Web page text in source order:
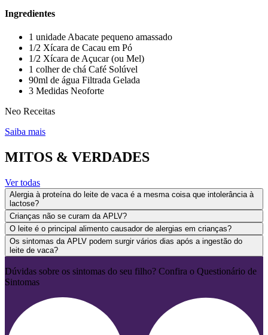
Ingredientes
1 unidade Abacate pequeno amassado
1/2 Xícara de Cacau em Pó
1/2 Xícara de Açucar (ou Mel)
1 colher de chá Café Solúvel
90ml de água Filtrada Gelada
3 Medidas Neoforte
Neo Receitas
Saiba mais
MITOS & VERDADES
Ver todas
Alergia à proteína do leite de vaca é a mesma coisa que intolerância à
lactose?
Crianças não se curam da APLV?
O leite é o principal alimento causador de alergias em crianças?
Os sintomas da APLV podem surgir vários dias após a ingestão do
leite de vaca?
Dúvidas sobre os sintomas do seu filho? Confira o Questionário de
Sintomas